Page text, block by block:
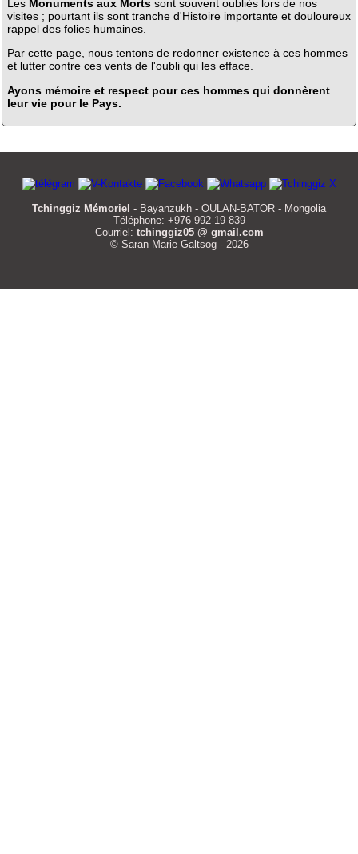
Les Monuments aux Mortssont souvent oubliés lors de nos
visites ; pourtant ils sont tranche d'Histoire importante et douloureux
rappel des folies humaines.
Par cette page, nous tentons de redonner existence à ces hommes
et lutter contre ces vents de l'oubli qui les efface.
Ayons mémoire et respect pour ces hommes qui donnèrent
leur vie pour le Pays.
Tchinggiz Mémoriel - Bayanzukh - OULAN-BATOR - Mongolia
Téléphone: +976-992-19-839
Courriel: tchinggiz05 @ gmail.com
© Saran Marie Galtsog - 2026